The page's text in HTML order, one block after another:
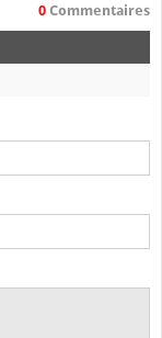
0 Commentaires